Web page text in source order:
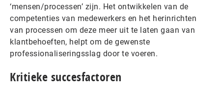
‘mensen/processen’ zijn. Het ontwikkelen van de
competenties van medewerkers en het herinrichten
van processen om deze meer uit te laten gaan van
klantbehoeften, helpt om de gewenste
professionaliseringsslag door te voeren.
Kritieke succesfactoren